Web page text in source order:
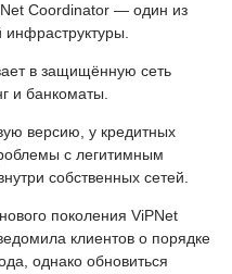
Coordinator — один из
инфраструктуры.
в защищённую сеть
и банкоматы.
версию, у кредитных
с легитимным
собственных сетей.
поколения ViPNet
клиентов о порядке
однако обновиться